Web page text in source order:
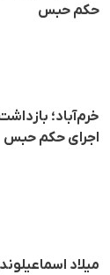
حکم حبس
خرم‌آباد؛
اجرای حکم حبس
میلاد